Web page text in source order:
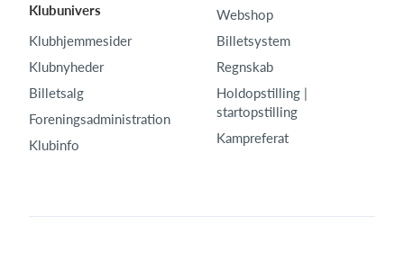
Klubunivers
Klubhjemmesider
Klubnyheder
Billetsalg
Foreningsadministration
Klubinfo
Webshop
Billetsystem
Regnskab
Holdopstilling |
startopstilling
Kampreferat